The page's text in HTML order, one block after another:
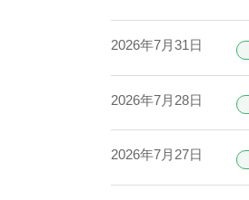
2026年7月31日
2026年7月28日
2026年7月27日